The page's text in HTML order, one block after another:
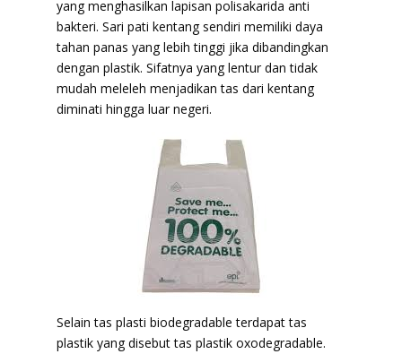
yang menghasilkan lapisan polisakarida anti
bakteri. Sari pati kentang sendiri memiliki daya
tahan panas yang lebih tinggi jika dibandingkan
dengan plastik. Sifatnya yang lentur dan tidak
mudah meleleh menjadikan tas dari kentang
diminati hingga luar negeri.
Selain tas plasti biodegradable terdapat tas
plastik yang disebut tas plastik oxodegradable.